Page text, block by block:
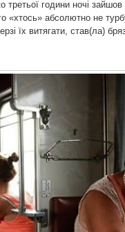
години ночі
«хтось» абсолютно не
їх витягати, став(ла)